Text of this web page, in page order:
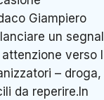
Giampiero
un
verso
– droga,
da reperire.In